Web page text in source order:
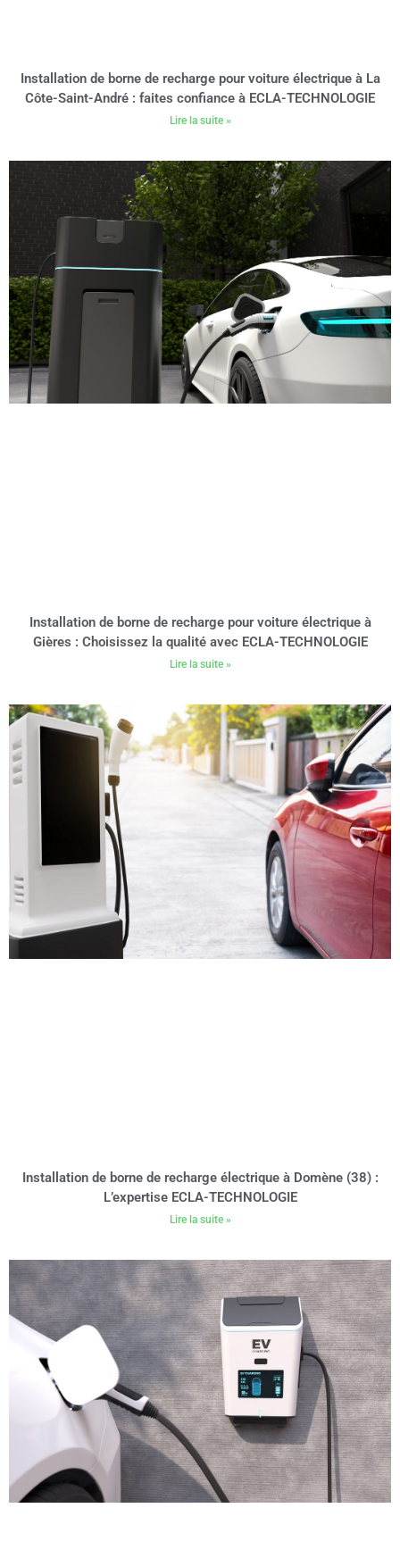
Installation de borne de recharge pour voiture électrique à La
Côte-Saint-André : faites confiance à ECLA-TECHNOLOGIE
Lire la suite »
Installation de borne de recharge pour voiture électrique à
Gières : Choisissez la qualité avec ECLA-TECHNOLOGIE
Lire la suite »
Installation de borne de recharge électrique à Domène (38) :
L’expertise ECLA-TECHNOLOGIE
Lire la suite »